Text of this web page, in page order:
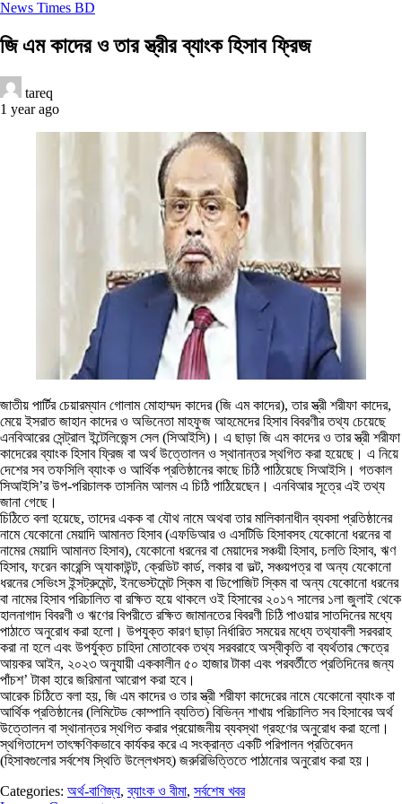
News Times BD
জি এম কাদের ও তার স্ত্রীর ব্যাংক হিসাব ফ্রিজ
tareq
1 year ago
জাতীয় পার্টির চেয়ারম্যান গোলাম মোহাম্মদ কাদের (জি এম কাদের), তার স্ত্রী শরীফা কাদের,
মেয়ে ইসরাত জাহান কাদের ও অভিনেতা মাহফুজ আহমেদের হিসাব বিবরণীর তথ্য চেয়েছে
এনবিআরের সেন্ট্রাল ইন্টেলিজেন্স সেল (সিআইসি)। এ ছাড়া জি এম কাদের ও তার স্ত্রী শরীফা
কাদেরের ব্যাংক হিসাব ফ্রিজ বা অর্থ উত্তোলন ও স্থানান্তর স্থগিত করা হয়েছে। এ নিয়ে
দেশের সব তফসিলি ব্যাংক ও আর্থিক প্রতিষ্ঠানের কাছে চিঠি পাঠিয়েছে সিআইসি। গতকাল
সিআইসি’র উপ-পরিচালক তাসনিম আলম এ চিঠি পাঠিয়েছেন। এনবিআর সূত্রে এই তথ্য
জানা গেছে।
চিঠিতে বলা হয়েছে, তাদের একক বা যৌথ নামে অথবা তার মালিকানাধীন ব্যবসা প্রতিষ্ঠানের
নামে যেকোনো মেয়াদি আমানত হিসাব (এফডিআর ও এসটিডি হিসাবসহ যেকোনো ধরনের বা
নামের মেয়াদি আমানত হিসাব), যেকোনো ধরনের বা মেয়াদের সঞ্চয়ী হিসাব, চলতি হিসাব, ঋণ
হিসাব, ফরেন কারেন্সি অ্যাকাউন্ট, ক্রেডিট কার্ড, লকার বা ভল্ট, সঞ্চয়পত্র বা অন্য যেকোনো
ধরনের সেভিংস ইন্সট্রুমেন্ট, ইনভেস্টমেন্ট স্কিম বা ডিপোজিট স্কিম বা অন্য যেকোনো ধরনের
বা নামের হিসাব পরিচালিত বা রক্ষিত হয়ে থাকলে ওই হিসাবের ২০১৭ সালের ১লা জুলাই থেকে
হালনাগাদ বিবরণী ও ঋণের বিপরীতে রক্ষিত জামানতের বিবরণী চিঠি পাওয়ার সাতদিনের মধ্যে
পাঠাতে অনুরোধ করা হলো। উপযুক্ত কারণ ছাড়া নির্ধারিত সময়ের মধ্যে তথ্যাবলী সরবরাহ
করা না হলে এবং উপর্যুক্ত চাহিদা মোতাবেক তথ্য সরবরাহে অস্বীকৃতি বা ব্যর্থতার ক্ষেত্রে
আয়কর আইন, ২০২৩ অনুযায়ী এককালীন ৫০ হাজার টাকা এবং পরবর্তীতে প্রতিদিনের জন্য
পাঁচশ’ টাকা হারে জরিমানা আরোপ করা হবে।
আরেক চিঠিতে বলা হয়, জি এম কাদের ও তার স্ত্রী শরীফা কাদেরের নামে যেকোনো ব্যাংক বা
আর্থিক প্রতিষ্ঠানের (লিমিটেড কোম্পানি ব্যতিত) বিভিন্ন শাখায় পরিচালিত সব হিসাবের অর্থ
উত্তোলন বা স্থানান্তর স্থগিত করার প্রয়োজনীয় ব্যবস্থা গ্রহণের অনুরোধ করা হলো।
স্থগিতাদেশ তাৎক্ষণিকভাবে কার্যকর করে এ সংক্রান্ত একটি পরিপালন প্রতিবেদন
(হিসাবগুলোর সর্বশেষ স্থিতি উল্লেখসহ) জরুরিভিত্তিতে পাঠানোর অনুরোধ করা হয়।
Categories: অর্থ-বাণিজ্য,ব্যাংক ও বীমা, সর্বশেষ খবর